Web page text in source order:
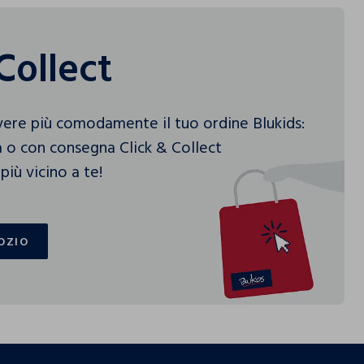
più comodamente il tuo ordine Blukids:
con consegna Click & Collect
vicino a te!